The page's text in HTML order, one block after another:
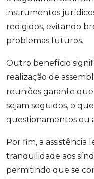
instrumentos
redigidos, evitando
problemas futuros.
Outro benefício
realização de
reuniões garante
sejam seguidos, o
questionamentos ou
Por fim, a
tranquilidade aos
permitindo que se